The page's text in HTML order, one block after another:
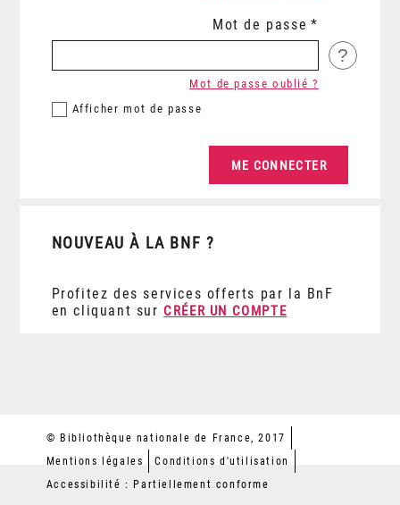
Mot de passe
?
Afficher mot de passe
Mot de passe oublié ?
NOUVEAU À LA BNF ?
Profitez des services offerts par la BnF
en cliquant sur CRÉER UN COMPTE
© Bibliothèque nationale de France, 2017
Mentions légales
Conditions d'utilisation
Accessibilité : Partiellement conforme